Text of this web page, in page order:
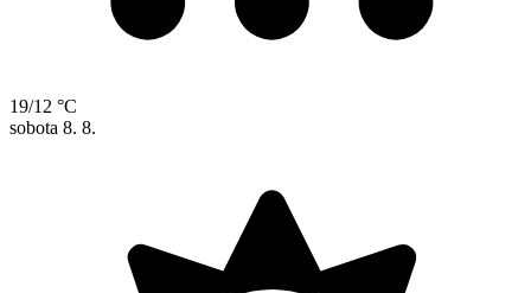
19/12 °C
sobota 8. 8.